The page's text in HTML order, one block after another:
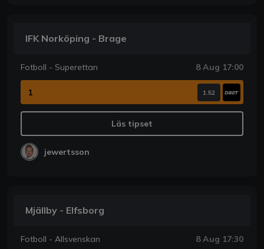
IFK Norköping - Brage
Fotboll - Superettan 8 Aug 17:00
1 1.52
Läs tipset
jewertsson
Mjällby - Elfsborg
Fotboll - Allsvenskan 8 Aug 17:30